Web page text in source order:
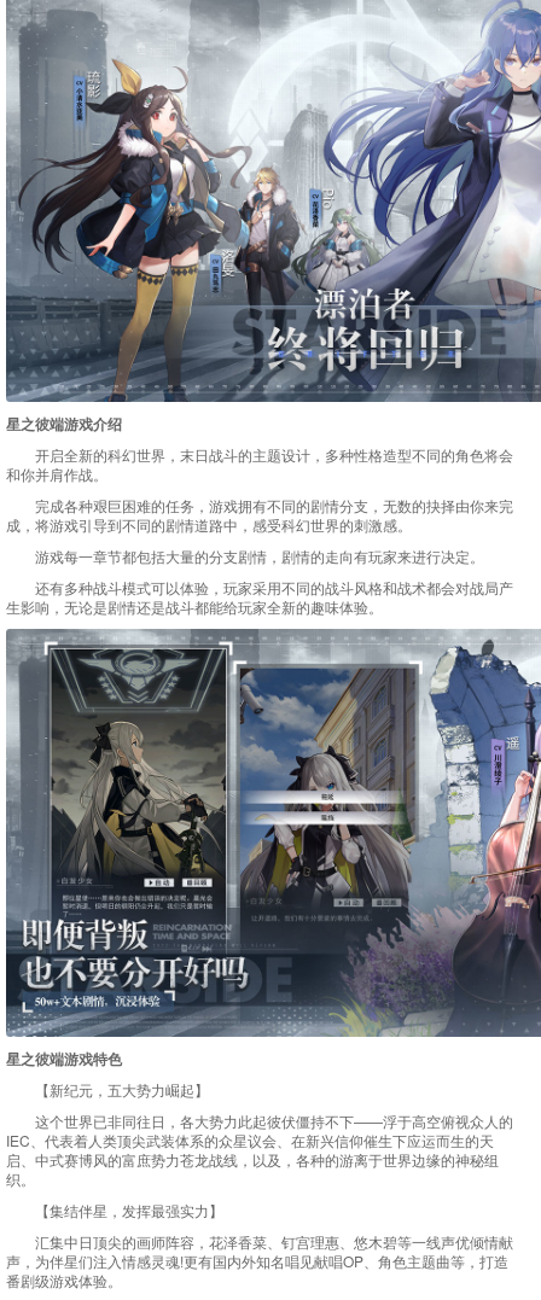
星之彼端游戏介绍
开启全新的科幻世界，末日战斗的主题设计，多种性格造型不同的角色将会
和你并肩作战。
完成各种艰巨困难的任务，游戏拥有不同的剧情分支，无数的抉择由你来完
成，将游戏引导到不同的剧情道路中，感受科幻世界的刺激感。
游戏每一章节都包括大量的分支剧情，剧情的走向有玩家来进行决定。
还有多种战斗模式可以体验，玩家采用不同的战斗风格和战术都会对战局产
生影响，无论是剧情还是战斗都能给玩家全新的趣味体验。
星之彼端游戏特色
【新纪元，五大势力崛起】
这个世界已非同往日，各大势力此起彼伏僵持不下——浮于高空俯视众人的
IEC、代表着人类顶尖武装体系的众星议会、在新兴信仰催生下应运而生的天
启、中式赛博风的富庶势力苍龙战线，以及，各种的游离于世界边缘的神秘组
织。
【集结伴星，发挥最强实力】
汇集中日顶尖的画师阵容，花泽香菜、钉宫理惠、悠木碧等一线声优倾情献
声，为伴星们注入情感灵魂!更有国内外知名唱见献唱OP、角色主题曲等，打造
番剧级游戏体验。